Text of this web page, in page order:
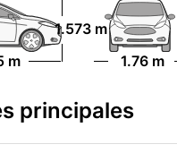
m 1.76 m
1.573 m
principales